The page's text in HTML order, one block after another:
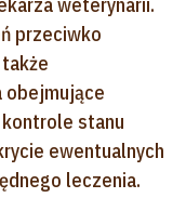
przeciwko
kontrole stanu
ewentualnych
leczenia.